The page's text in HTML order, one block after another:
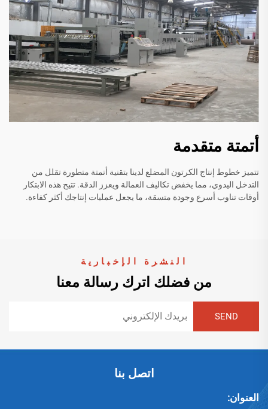
أتمتة متقدمة
تتميز خطوط إنتاج الكرتون المضلع لدينا بتقنية أتمتة متطورة تقلل من
التدخل اليدوي، مما يخفض تكاليف العمالة ويعزز الدقة. تتيح هذه الابتكار
أوقات تناوب أسرع وجودة متسقة، ما يجعل عمليات إنتاجك أكثر كفاءة.
النشرة الإخبارية
من فضلك اترك رسالة معنا
اتصل بنا
العنوان: